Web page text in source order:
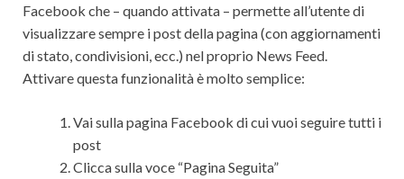
Facebook che – quando attivata – permette all’utente di
visualizzare sempre i post della pagina (con aggiornamenti
di stato, condivisioni, ecc.) nel proprio News Feed.
Attivare questa funzionalità è molto semplice:
Vai sulla pagina Facebook di cui vuoi seguire tutti i
post
Clicca sulla voce “Pagina Seguita”